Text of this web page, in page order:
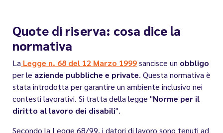
Quote di riserva: cosa dice la
normativa
La Legge n. 68 del 12 Marzo 1999sancisce un obbligo
per le aziende pubbliche e private. Questa normativa è
stata introdotta per garantire un ambiente inclusivo nei
contesti lavorativi. Si tratta della legge "Norme per il
diritto al lavoro dei disabili".
Secondo la Legge 68/99, i datori di lavoro sono tenuti ad